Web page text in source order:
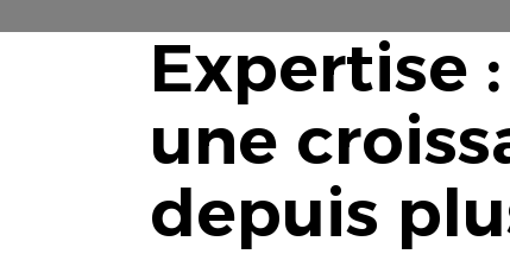
Expertise
une
depuis